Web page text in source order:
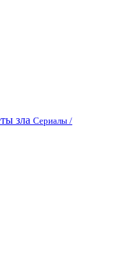
зла Сериалы /